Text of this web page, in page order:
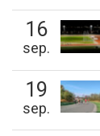
16
sep.
19
sep.